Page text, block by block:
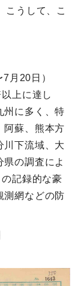
こうして、こ
月20日）
上に達し
州に多く、特
阿蘇、熊本方
川下流域、大
の調査によ
記録的な豪
測網などの防